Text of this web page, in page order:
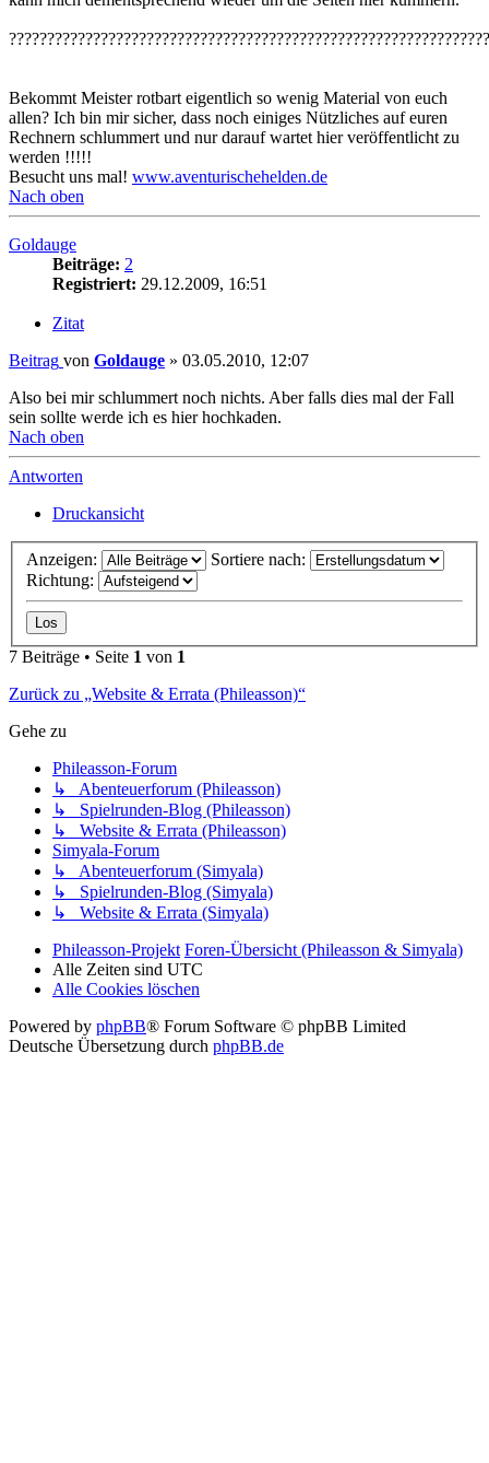
Bekommt Meister rotbart eigentlich so wenig Material von euch
allen? Ich bin mir sicher, dass noch einiges Nützliches auf euren
Rechnern schlummert und nur darauf wartet hier veröffentlicht zu
werden !!!!!
Besucht uns mal! www.aventurischehelden.de
Nach oben
Goldauge
Beiträge: 2
Registriert: 29.12.2009, 16:51
Zitat
Beitrag von Goldauge » 03.05.2010, 12:07
Also bei mir schlummert noch nichts. Aber falls dies mal der Fall
sein sollte werde ich es hier hochkaden.
Nach oben
Antworten
Druckansicht
Anzeigen:
Sortiere nach:
Richtung:
7 Beiträge • Seite 1 von 1
Zurück zu „Website & Errata (Phileasson)“
Gehe zu
Phileasson-Forum
↳ Abenteuerforum (Phileasson)
↳ Spielrunden-Blog (Phileasson)
↳ Website & Errata (Phileasson)
Simyala-Forum
↳ Abenteuerforum (Simyala)
↳ Spielrunden-Blog (Simyala)
↳ Website & Errata (Simyala)
Phileasson-Projekt Foren-Übersicht (Phileasson & Simyala)
Alle Zeiten sind UTC
Alle Cookies löschen
Powered by phpBB® Forum Software © phpBB Limited
Deutsche Übersetzung durch phpBB.de